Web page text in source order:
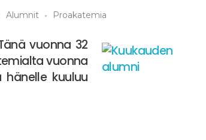
Alumnit Proakatemia
vuonna 32
vuonna
hänelle kuuluu